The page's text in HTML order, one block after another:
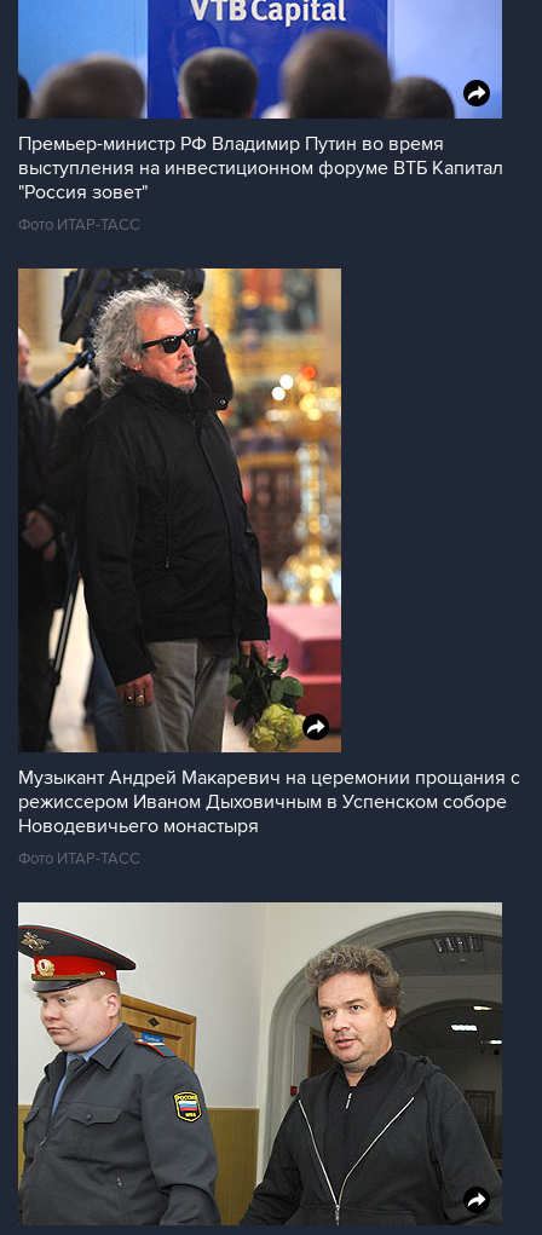
Премьер-министр РФ Владимир Путин во время
выступления на инвестиционном форуме ВТБ Капитал
"Россия зовет"
Фото ИТАР-ТАСС
Музыкант Андрей Макаревич на церемонии прощания с
режиссером Иваном Дыховичным в Успенском соборе
Новодевичьего монастыря
Фото ИТАР-ТАСС